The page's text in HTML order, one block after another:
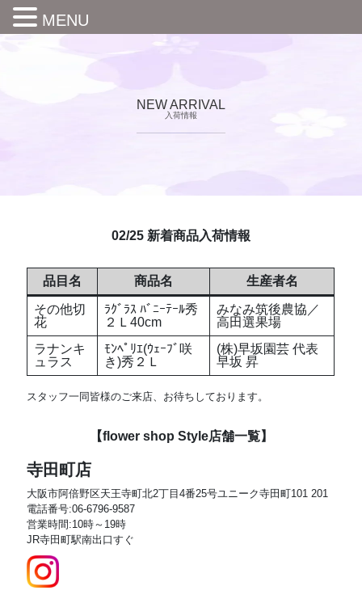
NEW ARRIVAL
入荷情報
02/25 新着商品入荷情報
品目名 商品名 生産者名
その他切
花
ﾗｸﾞﾗｽ ﾊﾞﾆｰﾃｰﾙ秀
２Ｌ40cm
みなみ筑後農協／
高田選果場
ラナンキ
ュラス
ﾓﾝﾍﾟﾘｴ(ｳｪｰﾌﾞ咲
き)秀２Ｌ
(株)早坂園芸 代表
早坂 昇
スタッフ一同皆様のご来店、お待ちしております。
【flower shop Style店舗一覧】
寺田町店
大阪市阿倍野区天王寺町北2丁目4番25号ユニーク寺田町101 201
電話番号:06-6796-9587
営業時間:10時～19時
JR寺田町駅南出口すぐ
MENU